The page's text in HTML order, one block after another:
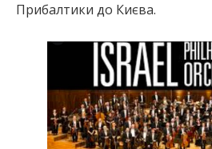
Прибалтики до Києва.